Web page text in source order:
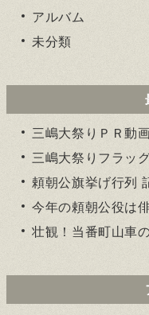
アルバム
未分類
三嶋大祭りＰＲ動画
三嶋大祭りフラッ
頼朝公旗挙げ行列
今年の頼朝公役は
壮観！当番町山車